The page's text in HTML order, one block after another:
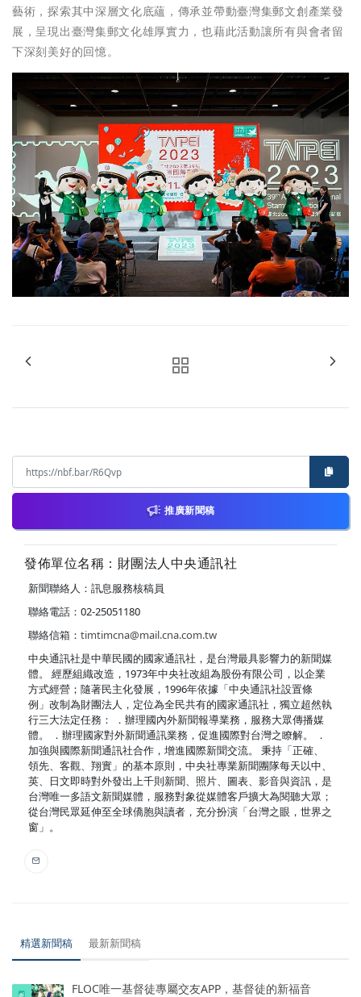
藝術，探索其中深層文化底蘊，傳承並帶動臺灣集郵文創產業發
展，呈現出臺灣集郵文化雄厚實力，也藉此活動讓所有與會者留
下深刻美好的回憶。
推廣新聞稿
發佈單位名稱：財團法人中央通訊社
新聞聯絡人：訊息服務核稿員
聯絡電話：02-25051180
聯絡信箱： timtimcna@mail.cna.com.tw
中央通訊社是中華民國的國家通訊社，是台灣最具影響力的新聞媒
體。 經歷組織改造，1973年中央社改組為股份有限公司，以企業
方式經營；隨著民主化發展，1996年依據「中央通訊社設置條
例」改制為財團法人，定位為全民共有的國家通訊社，獨立超然執
行三大法定任務： ．辦理國內外新聞報導業務，服務大眾傳播媒
體。 ．辦理國家對外新聞通訊業務，促進國際對台灣之瞭解。 ．
加強與國際新聞通訊社合作，增進國際新聞交流。 秉持「正確、
領先、客觀、翔實」的基本原則，中央社專業新聞團隊每天以中、
英、日文即時對外發出上千則新聞、照片、圖表、影音與資訊，是
台灣唯一多語文新聞媒體，服務對象從媒體客戶擴大為閱聽大眾；
從台灣民眾延伸至全球僑胞與讀者，充分扮演「台灣之眼，世界之
窗」。
精選新聞稿 最新新聞稿
FLOC唯一基督徒專屬交友APP，基督徒的新福音